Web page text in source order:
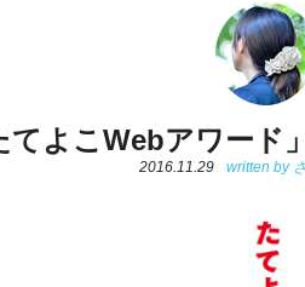
てよこWebアワード
2016.11.29